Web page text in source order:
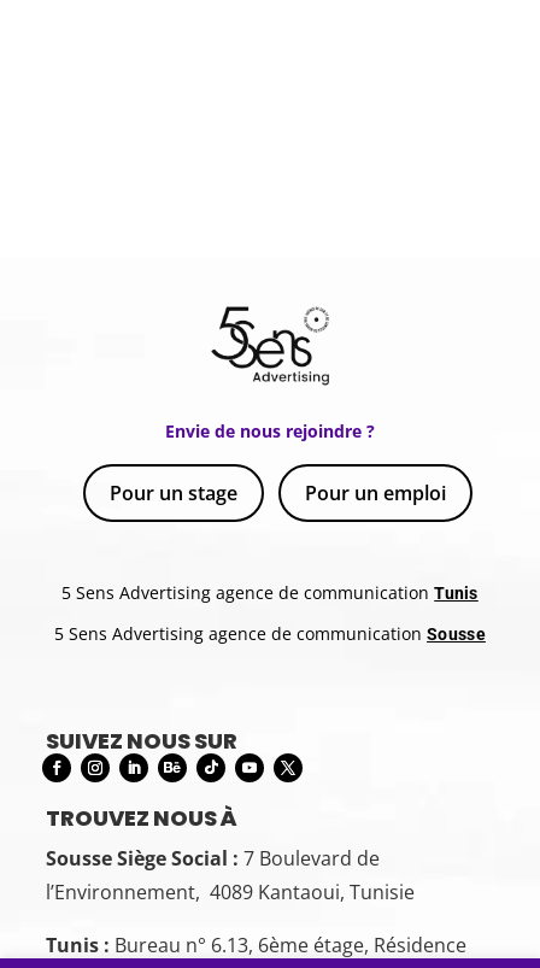
Envie de nous rejoindre ?
Pour un stage Pour un emploi
5 Sens Advertising agence de communicationTunis
5 Sens Advertising agence de communicationSousse
SUIVEZ NOUS SUR
TROUVEZ NOUS À
Sousse Siège Social : 7 Boulevard de
l’Environnement, 4089 Kantaoui, Tunisie
Tunis : Bureau n° 6.13, 6ème étage, Résidence